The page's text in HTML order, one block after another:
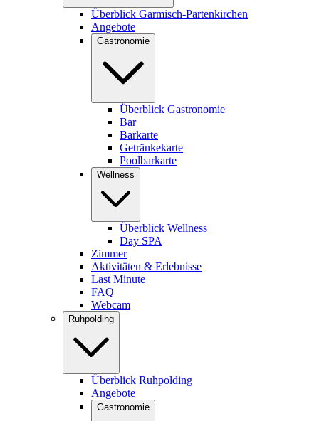
Überblick Garmisch-Partenkirchen
Angebote
Gastronomie
Überblick Gastronomie
Bar
Barkarte
Getränkekarte
Poolbarkarte
Wellness
Überblick Wellness
Day SPA
Zimmer
Aktivitäten & Erlebnisse
Last Minute
FAQ
Webcam
Ruhpolding
Überblick Ruhpolding
Angebote
Gastronomie